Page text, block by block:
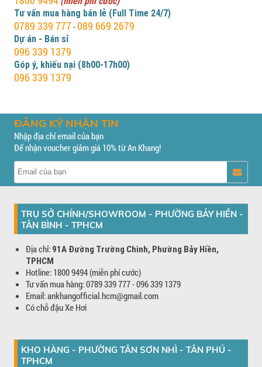
Tư vấn mua hàng bán lẻ (Full Time 24/7)
0789 339 777 -089 669 2679
Dự án - Bán sỉ
096 339 1379
Góp ý, khiếu nại (8h00-17h00)
096 339 1379
ĐĂNG KÝ NHẬN TIN
Nhập địa chỉ email của bạn
Để nhận voucher giảm giá 10% từ An Khang!
TRỤ SỞ CHÍNH/SHOWROOM - PHƯỜNG BẢY HIỀN -
TÂN BÌNH - TPHCM
Địa chỉ: 91A Đường Trường Chinh, Phường Bảy Hiền,
TPHCM
Hotline: 1800 9494 (miễn phí cước)
Tư vấn mua hàng: 0789 339 777 - 096 339 1379
Email: ankhangofficial.hcm@gmail.com
Có chỗ đậu Xe Hơi
KHO HÀNG - PHƯỜNG TÂN SƠN NHÌ - TÂN PHÚ -
TPHCM